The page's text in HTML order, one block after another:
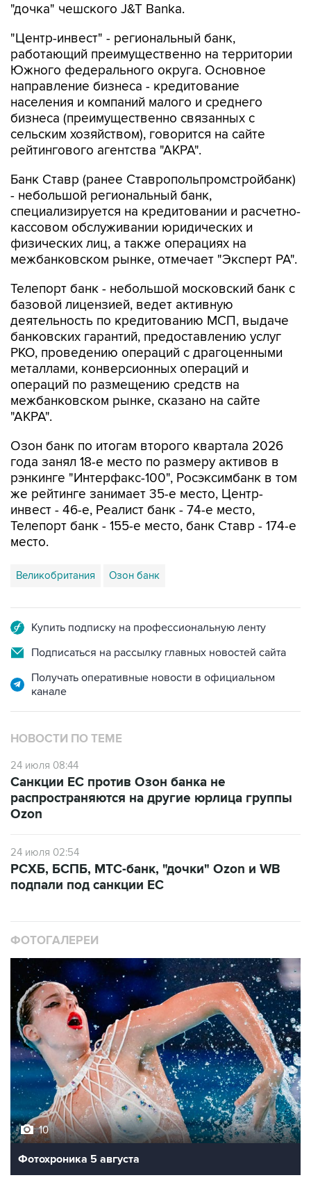
"дочка" чешского J&T Banka.
"Центр-инвест" - региональный банк,
работающий преимущественно на территории
Южного федерального округа. Основное
направление бизнеса - кредитование
населения и компаний малого и среднего
бизнеса (преимущественно связанных с
сельским хозяйством), говорится на сайте
рейтингового агентства "АКРА".
Банк Ставр (ранее Ставропольпромстройбанк)
- небольшой региональный банк,
специализируется на кредитовании и расчетно-
кассовом обслуживании юридических и
физических лиц, а также операциях на
межбанковском рынке, отмечает "Эксперт РА".
Телепорт банк - небольшой московский банк с
базовой лицензией, ведет активную
деятельность по кредитованию МСП, выдаче
банковских гарантий, предоставлению услуг
РКО, проведению операций с драгоценными
металлами, конверсионных операций и
операций по размещению средств на
межбанковском рынке, сказано на сайте
"АКРА".
Озон банк по итогам второго квартала 2026
года занял 18-е место по размеру активов в
рэнкинге "Интерфакс-100", Росэксимбанк в том
же рейтинге занимает 35-е место, Центр-
инвест - 46-е, Реалист банк - 74-е место,
Телепорт банк - 155-е место, банк Ставр - 174-е
место.
Великобритания Озон банк
Купить подписку на профессиональную ленту
Подписаться на рассылку главных новостей сайта
Получать оперативные новости в официальном
канале
НОВОСТИ ПО ТЕМЕ
24 июля 08:44
Санкции ЕС против Озон банка не
распространяются на другие юрлица группы
Ozon
24 июля 02:54
РСХБ, БСПБ, МТС-банк, "дочки" Ozon и WB
подпали под санкции ЕС
ФОТОГАЛЕРЕИ
10
Фотохроника 5 августа